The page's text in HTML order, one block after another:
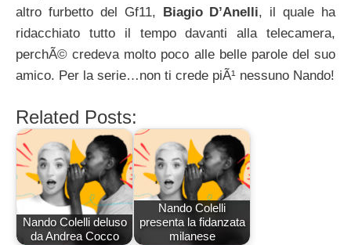
altro furbetto del Gf11,
Biagio D’Anelli, il quale ha
ridacchiato tutto il tempo davanti alla telecamera,
perchÃ© credeva molto poco alle belle parole del suo
amico. Per la serie…non ti crede piÃ¹ nessuno Nando!
Related Posts:
Nando Colelli deluso
da Andrea Cocco
Nando Colelli
presenta la fidanzata
milanese